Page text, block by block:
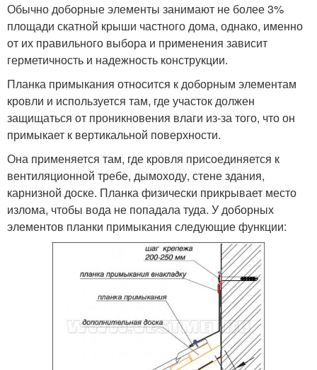
Обычно доборные элементы занимают не более 3%
площади скатной крыши частного дома, однако, именно
от их правильного выбора и применения зависит
герметичность и надежность конструкции.
Планка примыкания относится к доборным элементам
кровли и используется там, где участок должен
защищаться от проникновения влаги из-за того, что он
примыкает к вертикальной поверхности.
Она применяется там, где кровля присоединяется к
вентиляционной требе, дымоходу, стене здания,
карнизной доске. Планка физически прикрывает место
излома, чтобы вода не попадала туда. У доборных
элементов планки примыкания следующие функции: